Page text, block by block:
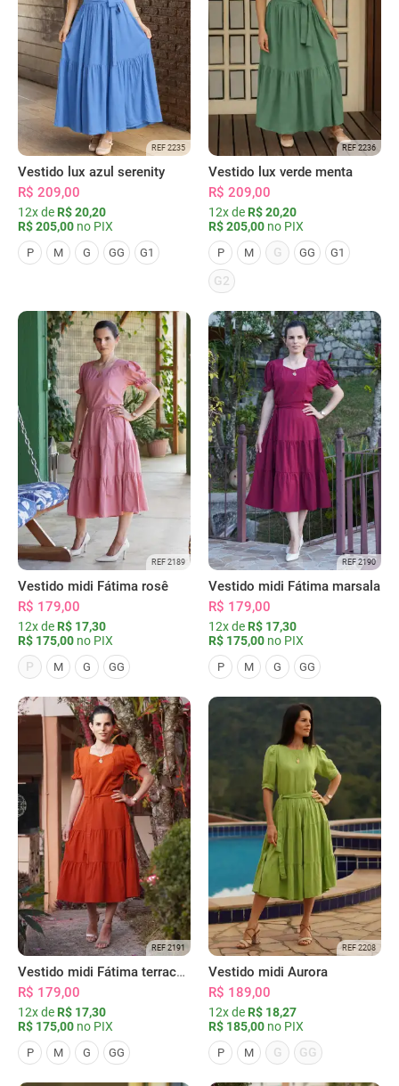
REF 2235
Vestido lux azul serenity
R$ 209,00
12x de R$ 20,20
R$ 205,00 no PIX
P M G GG G1
REF 2236
Vestido lux verde menta
R$ 209,00
12x de R$ 20,20
R$ 205,00 no PIX
P M G GG G1
G2
REF 2189
Vestido midi Fátima rosê
R$ 179,00
12x de R$ 17,30
R$ 175,00 no PIX
P
M G GG
REF 2190
Vestido midi Fátima marsala
R$ 179,00
12x de R$ 17,30
R$ 175,00 no PIX
P M G GG
REF 2191
Vestido midi Fátima terracota
R$ 179,00
12x de R$ 17,30
R$ 175,00 no PIX
P M G GG
REF 2208
Vestido midi Aurora
R$ 189,00
12x de R$ 18,27
R$ 185,00 no PIX
P M G GG